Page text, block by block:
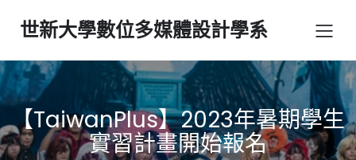
世新大學數位多媒體設計學系
【TaiwanPlus】2023年暑期學生
實習計畫開始報名